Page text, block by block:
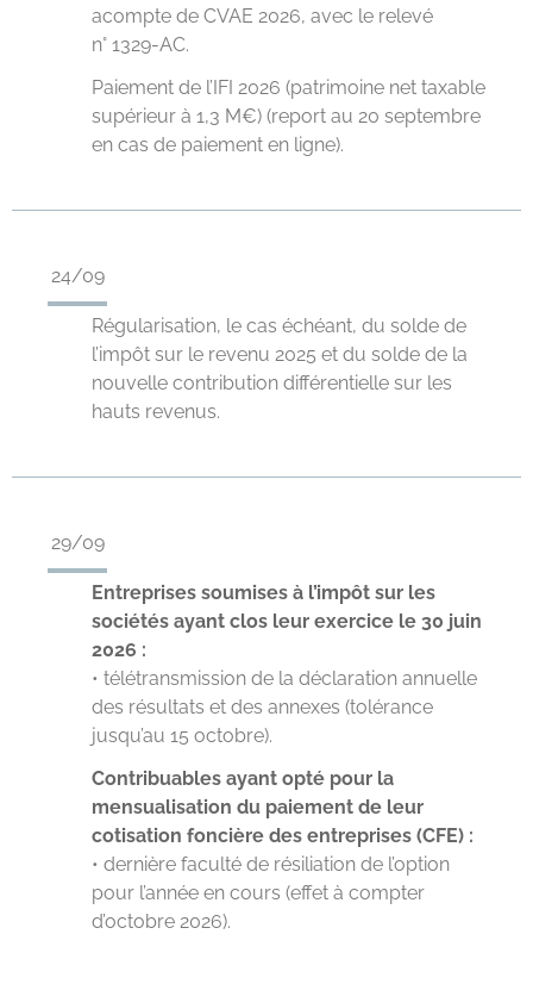
acompte de CVAE 2026, avec le relevé
n° 1329-AC.
Paiement de l’IFI 2026 (patrimoine net taxable
supérieur à 1,3 M€) (report au 20 septembre
en cas de paiement en ligne).
24/09
Régularisation, le cas échéant, du solde de
l’impôt sur le revenu 2025 et du solde de la
nouvelle contribution différentielle sur les
hauts revenus.
29/09
Entreprises soumises à l’impôt sur les
sociétés ayant clos leur exercice le 30 juin
2026 :
• télétransmission de la déclaration annuelle
des résultats et des annexes (tolérance
jusqu’au 15 octobre).
Contribuables ayant opté pour la
mensualisation du paiement de leur
cotisation foncière des entreprises (CFE) :
• dernière faculté de résiliation de l’option
pour l’année en cours (effet à compter
d’octobre 2026).